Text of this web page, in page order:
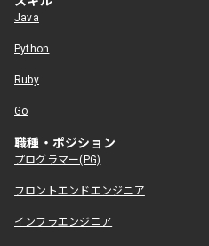
Java
Python
Ruby
Go
職種・ポジション
プログラマー(PG)
フロントエンドエンジニア
インフラエンジニア